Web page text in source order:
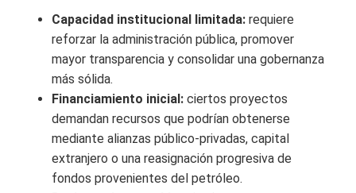
Capacidad institucional limitada: requiere
reforzar la administración pública, promover
mayor transparencia y consolidar una gobernanza
más sólida.
Financiamiento inicial: ciertos proyectos
demandan recursos que podrían obtenerse
mediante alianzas público-privadas, capital
extranjero o una reasignación progresiva de
fondos provenientes del petróleo.